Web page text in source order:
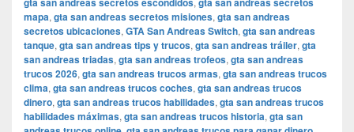
mapa, gta san andreas secretos misiones, gta san andreas
secretos ubicaciones, GTA San Andreas Switch, gta san andreas
tanque, gta san andreas tips y trucos, gta san andreas tráiler, gta
san andreas triadas, gta san andreas trofeos, gta san andreas
trucos 2026, gta san andreas trucos armas, gta san andreas trucos
clima, gta san andreas trucos coches, gta san andreas trucos
dinero, gta san andreas trucos habilidades, gta san andreas trucos
habilidades máximas, gta san andreas trucos historia, gta san